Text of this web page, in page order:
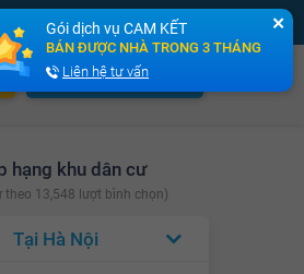
Đăng ký Đăng nhập
Cho thuê nhà nhanh
hạng khu dân cư
theo 13,548 lượt bình chọn)
Hà Nội
✕
Gói dịch vụ CAM KẾT
BÁN ĐƯỢC NHÀ TRONG 3 THÁNG
Liên hệ tư vấn